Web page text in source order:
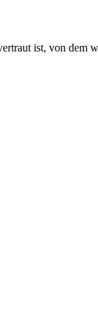
ist, von dem